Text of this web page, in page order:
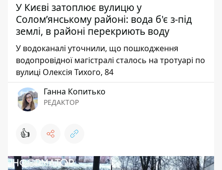
У Києві затоплює вулицю у
Соломʼянському районі: вода б'є з-під
землі, в районі перекриють воду
У водоканалі уточнили, що пошкодження
водопровідної магістралі сталось на тротуарі по
вулиці Олексія Тихого, 84
Ганна Копитько
РЕДАКТОР
👍